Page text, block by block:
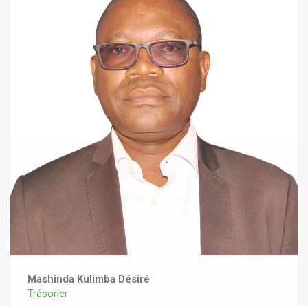
Mashinda Kulimba Désiré
Trésorier